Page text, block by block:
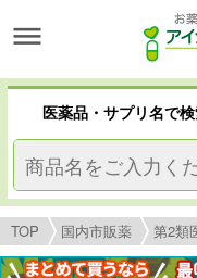
医薬品・サプリ名で
TOP 国内市販薬 第2類